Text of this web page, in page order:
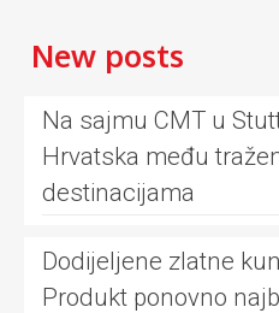
New posts
Na sajmu CMT u
Hrvatska među
destinacijama
Dodijeljene zlatne
Produkt ponovno